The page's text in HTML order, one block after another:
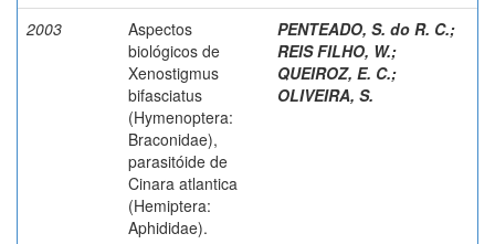
2003
Aspectos
biológicos de
Xenostigmus
bifasciatus
(Hymenoptera:
Braconidae),
parasitóide de
Cinara atlantica
(Hemiptera:
Aphididae).
PENTEADO, S. do R. C.;
REIS FILHO, W.;
QUEIROZ, E. C.;
OLIVEIRA, S.